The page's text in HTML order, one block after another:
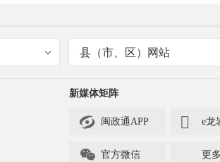
县（市、区）网站
新媒体矩阵
 闽政通APP  e龙
 官方微信 更多